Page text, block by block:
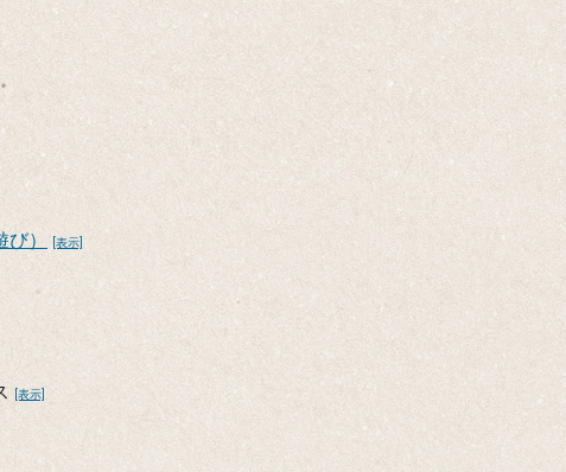
） [表示]
[表示]